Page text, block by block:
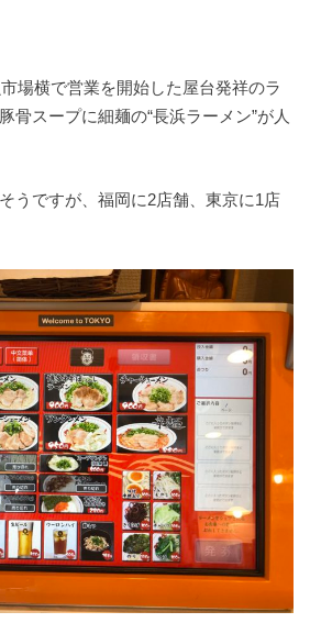
場横で営業を開始した屋台発祥のラ
骨スープに細麺の“長浜ラーメン”が人
うですが、福岡に2店舗、東京に1店